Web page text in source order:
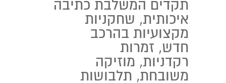
תקדים
המשלבת כתיבה
איכותית, שחקניות
מקצועיות בהרכב
חדש, זמרות
רקדניות, מוזיקה
משובחת, תלבושות